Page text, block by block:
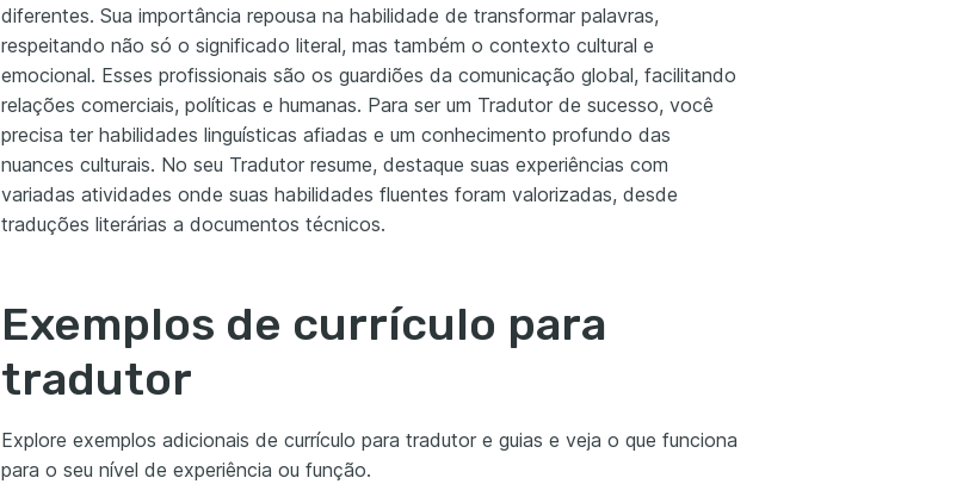
diferentes. Sua importância repousa na habilidade de transformar palavras,
respeitando não só o significado literal, mas também o contexto cultural e
emocional. Esses profissionais são os guardiões da comunicação global, facilitando
relações comerciais, políticas e humanas. Para ser um Tradutor de sucesso, você
precisa ter habilidades linguísticas afiadas e um conhecimento profundo das
nuances culturais. No seu Tradutor resume, destaque suas experiências com
variadas atividades onde suas habilidades fluentes foram valorizadas, desde
traduções literárias a documentos técnicos.
Exemplos de currículo para
tradutor
Explore exemplos adicionais de currículo para tradutor e guias e veja o que funciona
para o seu nível de experiência ou função.